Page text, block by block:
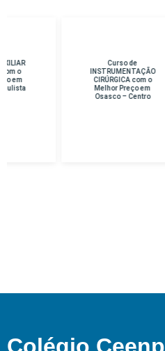
INSTRUMENTAÇÃO
CIRÚRGICA com o
Melhor Preço em
Osasco – Centro